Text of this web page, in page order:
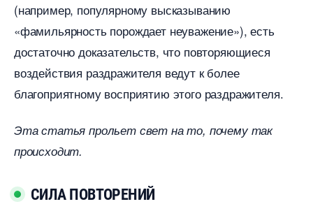
(например, популярному высказыванию
«фамильярность порождает неуважение»), есть
достаточно доказательств, что повторяющиеся
оздействия раздражителя ведут к более
лагоприятному восприятию этого раздражителя.
Эта статья прольет свет на то, почему так
происходит.
СИЛА ПОВТОРЕНИЙ